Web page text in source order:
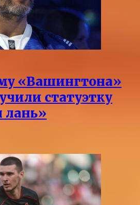
«Вашингтона»
статуэтку
лань»